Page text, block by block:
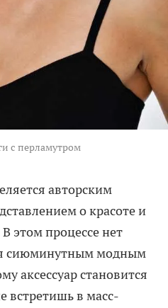
с перламутром
авторским
о красоте и
этом процессе нет
сиюминутным модным
аксессуар становится
встретишь в масс-